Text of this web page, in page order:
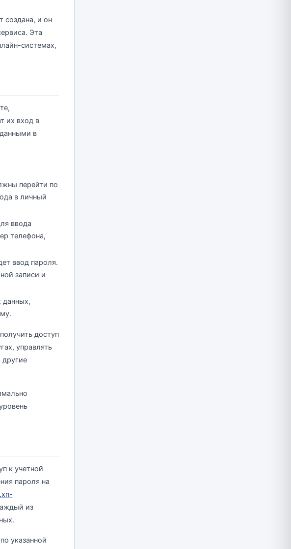
создана, и он
Эта
системах,
их вход в
в
перейти по
в личный
ввода
телефона,
ввод пароля.
записи и
данных,
доступ
управлять
другие
к учетной
пароля на
из
указанной